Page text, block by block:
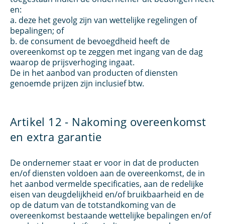
en:
a. deze het gevolg zijn van wettelijke regelingen of
bepalingen; of
b. de consument de bevoegdheid heeft de
overeenkomst op te zeggen met ingang van de dag
waarop de prijsverhoging ingaat.
De in het aanbod van producten of diensten
genoemde prijzen zijn inclusief btw.
Artikel 12 - Nakoming overeenkomst
en extra garantie
De ondernemer staat er voor in dat de producten
en/of diensten voldoen aan de overeenkomst, de in
het aanbod vermelde specificaties, aan de redelijke
eisen van deugdelijkheid en/of bruikbaarheid en de
op de datum van de totstandkoming van de
overeenkomst bestaande wettelijke bepalingen en/of